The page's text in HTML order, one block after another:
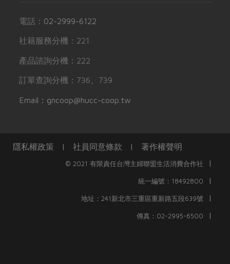
電話： 02-2999-6122
社籍服務分機：221
產品諮詢分機：222
訂單查詢分機：736、739
Email：gncoop@hucc-coop.tw
隱私權政策 | 社員同意條款 | 著作權聲明
© 2021 有限責任台灣主婦聯盟生活消費合作社 |
統一編號：18492800 |
地址：241新北市三重區重新路五段639號 |
傳真：02-2995-6500 |